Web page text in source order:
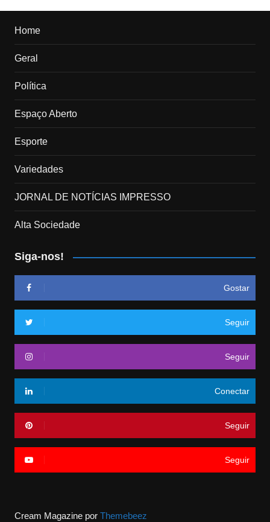
Home
Geral
Política
Espaço Aberto
Esporte
Variedades
JORNAL DE NOTÍCIAS IMPRESSO
Alta Sociedade
Siga-nos!
Gostar
Seguir
Seguir
Conectar
Seguir
Seguir
Cream Magazine por Themebeez